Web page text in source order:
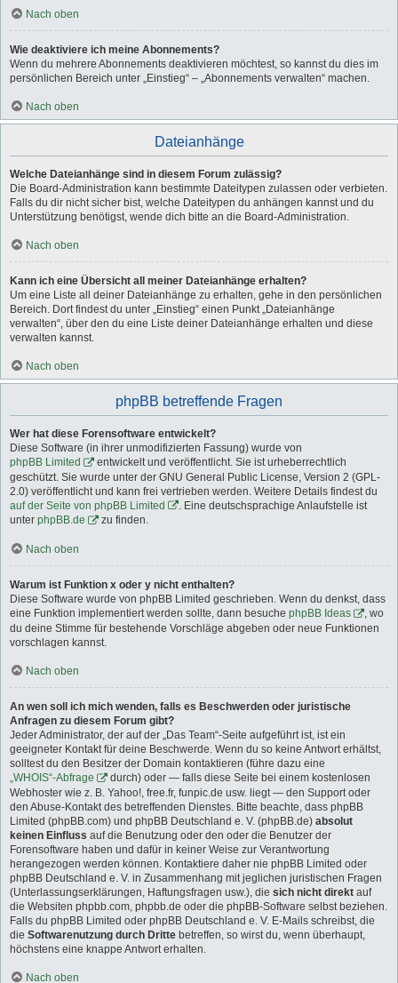
Nach oben
Wie deaktiviere ich meine Abonnements?
Wenn du mehrere Abonnements deaktivieren möchtest, so kannst du dies im
persönlichen Bereich unter „Einstieg“ – „Abonnements verwalten“ machen.
Nach oben
Dateianhänge
Welche Dateianhänge sind in diesem Forum zulässig?
Die Board-Administration kann bestimmte Dateitypen zulassen oder verbieten.
Falls du dir nicht sicher bist, welche Dateitypen du anhängen kannst und du
Unterstützung benötigst, wende dich bitte an die Board-Administration.
Nach oben
Kann ich eine Übersicht all meiner Dateianhänge erhalten?
Um eine Liste all deiner Dateianhänge zu erhalten, gehe in den persönlichen
Bereich. Dort findest du unter „Einstieg“ einen Punkt „Dateianhänge
verwalten“, über den du eine Liste deiner Dateianhänge erhalten und diese
verwalten kannst.
Nach oben
phpBB betreffende Fragen
Wer hat diese Forensoftware entwickelt?
Diese Software (in ihrer unmodifizierten Fassung) wurde von
phpBB Limited
entwickelt und veröffentlicht. Sie ist urheberrechtlich
geschützt. Sie wurde unter der GNU General Public License, Version 2 (GPL-
2.0) veröffentlicht und kann frei vertrieben werden. Weitere Details findest du
auf der Seite von phpBB Limited
. Eine deutschsprachige Anlaufstelle ist
unter phpBB.de zu finden.
Nach oben
Warum ist Funktion x oder y nicht enthalten?
Diese Software wurde von phpBB Limited geschrieben. Wenn du denkst, dass
eine Funktion implementiert werden sollte, dann besuche phpBB Ideas
, wo
du deine Stimme für bestehende Vorschläge abgeben oder neue Funktionen
vorschlagen kannst.
Nach oben
An wen soll ich mich wenden, falls es Beschwerden oder juristische
Anfragen zu diesem Forum gibt?
Jeder Administrator, der auf der „Das Team“-Seite aufgeführt ist, ist ein
geeigneter Kontakt für deine Beschwerde. Wenn du so keine Antwort erhältst,
solltest du den Besitzer der Domain kontaktieren (führe dazu eine
„WHOIS“-Abfrage
durch) oder — falls diese Seite bei einem kostenlosen
Webhoster wie z. B. Yahoo!, free.fr, funpic.de usw. liegt — den Support oder
den Abuse-Kontakt des betreffenden Dienstes. Bitte beachte, dass phpBB
Limited (phpBB.com) und phpBB Deutschland e. V. (phpBB.de) absolut
keinen Einfluss auf die Benutzung oder den oder die Benutzer der
Forensoftware haben und dafür in keiner Weise zur Verantwortung
herangezogen werden können. Kontaktiere daher nie phpBB Limited oder
phpBB Deutschland e. V. in Zusammenhang mit jeglichen juristischen Fragen
(Unterlassungserklärungen, Haftungsfragen usw.), die sich nicht direkt auf
die Websiten phpbb.com, phpbb.de oder die phpBB-Software selbst beziehen.
Falls du phpBB Limited oder phpBB Deutschland e. V. E-Mails schreibst, die
die Softwarenutzung durch Dritte betreffen, so wirst du, wenn überhaupt,
höchstens eine knappe Antwort erhalten.
Nach oben